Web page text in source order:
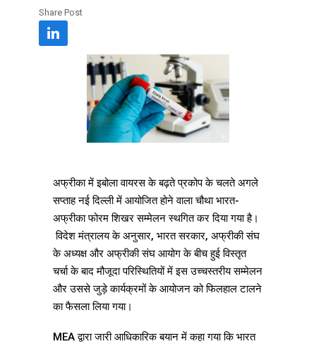
Share Post
अफ्रीका में इबोला वायरस के बढ़ते प्रकोप के चलते अगले
सप्ताह नई दिल्ली में आयोजित होने वाला चौथा भारत-
अफ्रीका फोरम शिखर सम्मेलन स्थगित कर दिया गया है।
विदेश मंत्रालय के अनुसार, भारत सरकार, अफ्रीकी संघ
के अध्यक्ष और अफ्रीकी संघ आयोग के बीच हुई विस्तृत
चर्चा के बाद मौजूदा परिस्थितियों में इस उच्चस्तरीय सम्मेलन
और उससे जुड़े कार्यक्रमों के आयोजन को फिलहाल टालने
का फैसला लिया गया।
MEA द्वारा जारी आधिकारिक बयान में कहा गया कि भारत